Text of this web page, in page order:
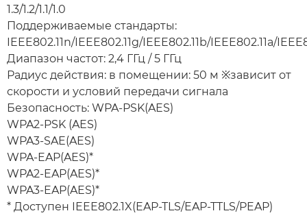
1.3/1.2/1.1/1.0
Поддерживаемые стандарты:
IEEE802.11n/IEEE802.11g/IEEE802.11b/IEEE802.11a/
Диапазон частот: 2,4 ГГц / 5 ГГц
Радиус действия: в помещении: 50 м ※зависит от
скорости и условий передачи сигнала
Безопасность: WPA-PSK(AES)
WPA2-PSK (AES)
WPA3-SAE(AES)
WPA-EAP(AES)*
WPA2-EAP(AES)*
WPA3-EAP(AES)*
* Доступен IEEE802.1X(EAP-TLS/EAP-TTLS/PEAP)